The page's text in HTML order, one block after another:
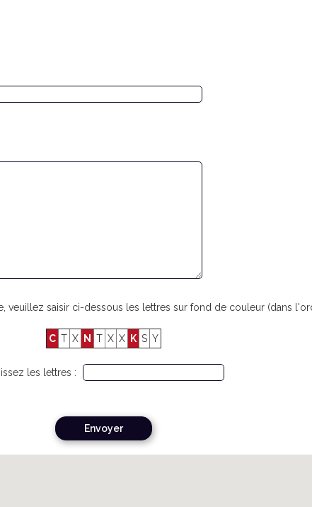
veuillez saisir ci-dessous les lettres sur fond de couleur (dans
C T X N T X X K S Y
les lettres :